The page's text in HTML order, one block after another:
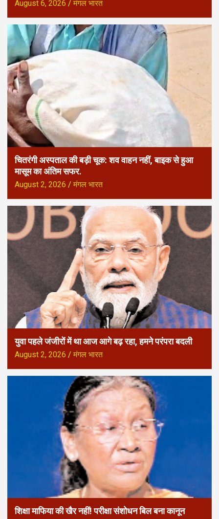
August 6, 2026 मंगल भारत
चितरंगी अस्पताल की बड़ी चूक: शव वाहन नहीं, बाइक से हुआ
मासूम का अंतिम सफर.
August 2, 2026 मंगल भारत
युवा पहले जंजीरों में था आज आगे बढ़ रहा, हमने परंपरा बदली
August 2, 2026 मंगल भारत
शिक्षा माफिया की खैर नहीं! परीक्षा संशोधन बिल बना कानून